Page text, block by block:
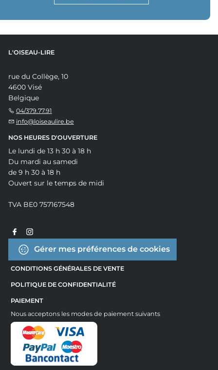
L'OISEAU-LIRE
rue du Collège, 10
4600 Visé
Belgique
04/379.77.91
info@loiseaulire.be
NOS HEURES D'OUVERTURE
Le lundi de 13 h 30 à 18 h
Du mardi au samedi
de 9 h 30 à 18 h
Ouvert sur le temps de midi
TVA BE0 757167548
Gérer mes préférences de cookies
CONDITIONS GÉNÉRALES DE VENTE
POLITIQUE DE CONFIDENTIALITÉ
PAIEMENT
Nous acceptons les modes de paiement suivants